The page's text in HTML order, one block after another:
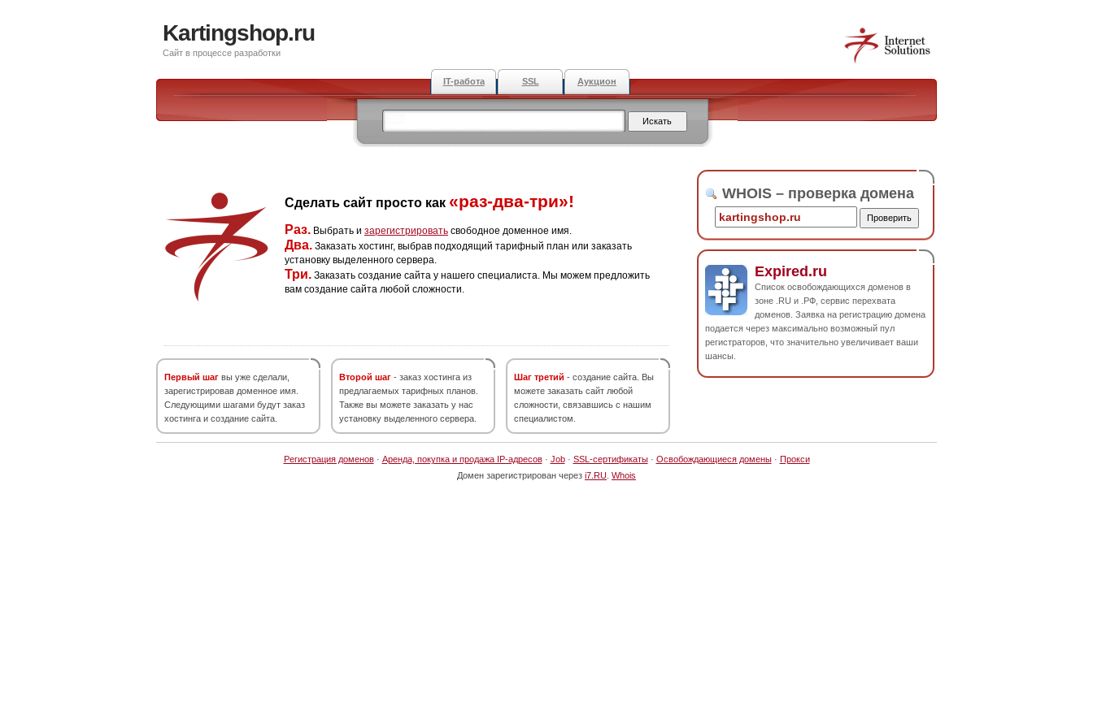
Kartingshop.ru
Сайт в процессе разработки
IT-работа SSL Аукцион
Сделать сайт просто как «раз-два-три»!
Раз. Выбрать и зарегистрировать свободное доменное имя.
Два. Заказать хостинг, выбрав подходящий тарифный план или заказать
установку выделенного сервера.
Три. Заказать создание сайта у нашего специалиста. Мы можем предложить
вам создание сайта любой сложности.
Первый шаг вы уже сделали,
зарегистрировав доменное имя.
Следующими шагами будут заказ
хостинга и создание сайта.
Второй шаг - заказ хостинга из
предлагаемых тарифных планов.
Также вы можете заказать у нас
установку выделенного сервера.
Шаг третий - создание сайта. Вы
можете заказать сайт любой
сложности, связавшись с нашим
специалистом.
WHOIS – проверка домена
Expired.ru
Список освобождающихся доменов в
зоне .RU и .РФ, сервис перехвата
доменов. Заявка на регистрацию домена
подается через максимально возможный пул
регистраторов, что значительно увеличивает ваши
шансы.
Регистрация доменов· Аренда, покупка и продажа IP-адресов· Job· SSL-сертификаты· Освобождающиеся домены· Прокси
Домен зарегистрирован через i7.RU Whois